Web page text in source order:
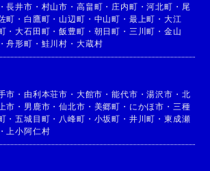
・長井市 ・ 村山市 ・ 高畠町 ・ 庄内町 ・河北町 ・ 尾
町 ・ 白鷹町 ・ 山辺町 ・ 中山町 ・ 最上町 ・ 大江
・大石田町 ・飯豊町 ・ 朝日町 ・ 三川町 ・ 金山
・舟形町 ・ 鮭川村 ・ 大蔵村
市 ・ 由利本荘市 ・ 大館市 ・能代市 ・湯沢市 ・ 北
市 ・ 男鹿市 ・仙北市 ・ 美郷町 ・ にかほ市 ・ 三種
・五城目町 ・ 八峰町 ・ 小坂町 ・ 井川町 ・ 東成瀬
・ 上小阿仁村